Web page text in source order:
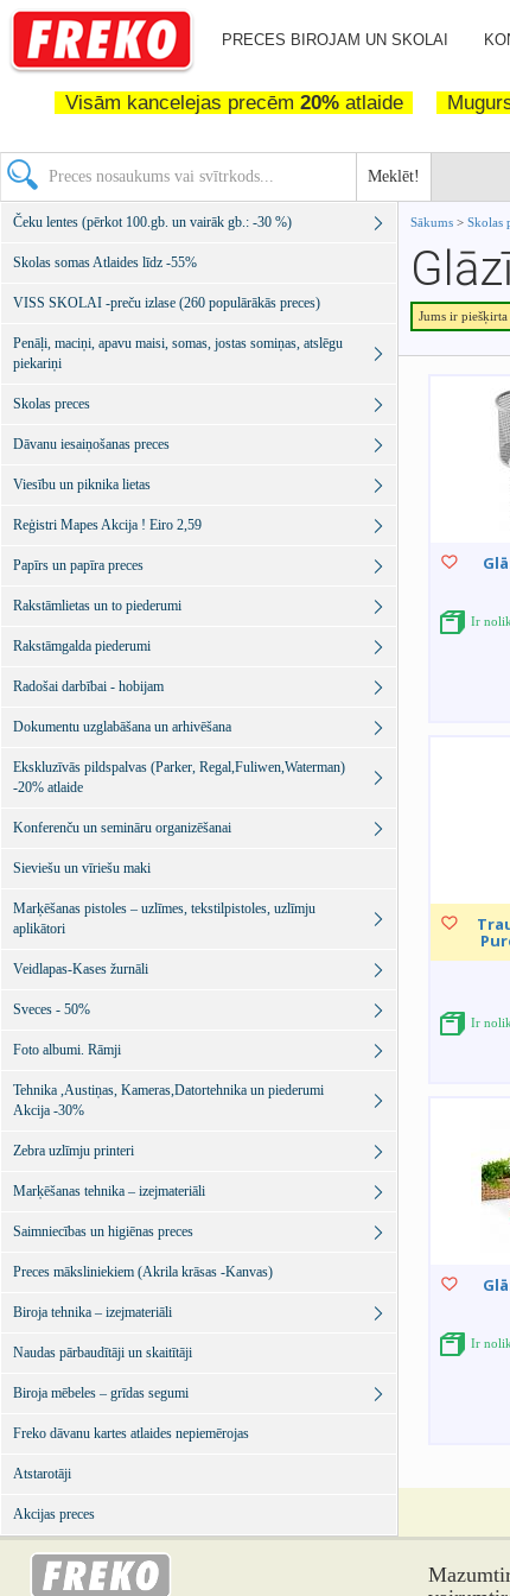
PRECES BIROJAM UN SKOLAI
Visām kancelejas precēm 20%atlaide
Meklēt!
Sākums > Skolas
Jums ir piešķirta
Ir
Ir
Ir
Čeku lentes (pērkot 100.gb. un vairāk gb.: -30 %)
Skolas somas Atlaides līdz -55%
VISS SKOLAI -preču izlase (260 populārākās preces)
Penāļi, maciņi, apavu maisi, somas, jostas somiņas, atslēgu
piekariņi
Skolas preces
Dāvanu iesaiņošanas preces
Viesību un piknika lietas
Reģistri Mapes Akcija ! Eiro 2,59
Papīrs un papīra preces
Rakstāmlietas un to piederumi
Rakstāmgalda piederumi
Radošai darbībai - hobijam
Dokumentu uzglabāšana un arhivēšana
Ekskluzīvās pildspalvas (Parker, Regal,Fuliwen,Waterman)
-20% atlaide
Konferenču un semināru organizēšanai
Sieviešu un vīriešu maki
Marķēšanas pistoles – uzlīmes, tekstilpistoles, uzlīmju
aplikātori
Veidlapas-Kases žurnāli
Sveces - 50%
Foto albumi. Rāmji
Tehnika ,Austiņas, Kameras,Datortehnika un piederumi
Akcija -30%
Zebra uzlīmju printeri
Marķēšanas tehnika – izejmateriāli
Saimniecības un higiēnas preces
Preces māksliniekiem (Akrila krāsas -Kanvas)
Biroja tehnika – izejmateriāli
Naudas pārbaudītāji un skaitītāji
Biroja mēbeles – grīdas segumi
Freko dāvanu kartes atlaides nepiemērojas
Atstarotāji
Akcijas preces